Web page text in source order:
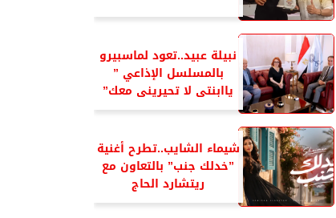
نبيلة عبيد..تعود لماسبيرو
بالمسلسل الإذاعي ”
ياابنتى لا تحيرينى معك”
شيماء الشايب..تطرح أغنية
”خدلك جنب” بالتعاون مع
ريتشارد الحاج